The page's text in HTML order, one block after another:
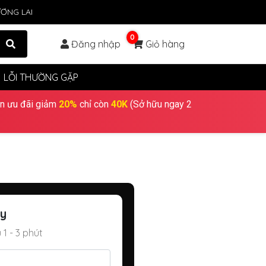
LAI
Đăng nhập Giỏ hàng
0
LỖI THƯỜNG GẶP
ưu đãi giảm 20% chỉ còn 40K(Sở hữu ngay 2
- 3 phút